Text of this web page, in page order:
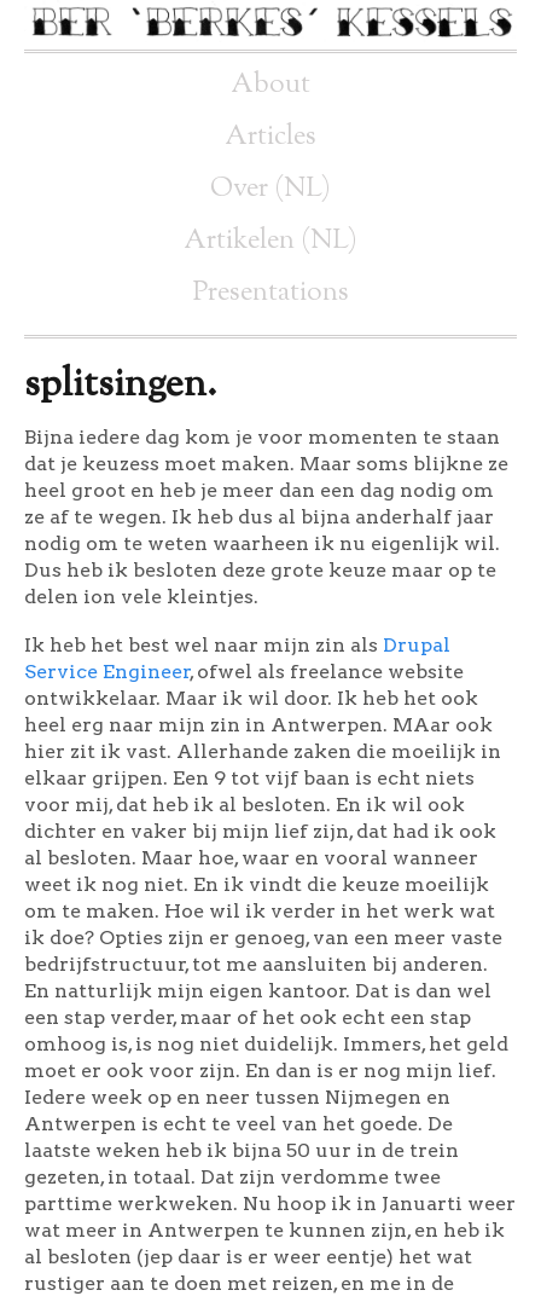
About
Articles
Over (NL)
Artikelen (NL)
Presentations
splitsingen.
Bijna iedere dag kom je voor momenten te staan
dat je keuzess moet maken. Maar soms blijkne ze
heel groot en heb je meer dan een dag nodig om
ze af te wegen. Ik heb dus al bijna anderhalf jaar
nodig om te weten waarheen ik nu eigenlijk wil.
Dus heb ik besloten deze grote keuze maar op te
delen ion vele kleintjes.
Ik heb het best wel naar mijn zin als Drupal
Service Engineer, ofwel als freelance website
ontwikkelaar. Maar ik wil door. Ik heb het ook
heel erg naar mijn zin in Antwerpen. MAar ook
hier zit ik vast. Allerhande zaken die moeilijk in
elkaar grijpen. Een 9 tot vijf baan is echt niets
voor mij, dat heb ik al besloten. En ik wil ook
dichter en vaker bij mijn lief zijn, dat had ik ook
al besloten. Maar hoe, waar en vooral wanneer
weet ik nog niet. En ik vindt die keuze moeilijk
om te maken. Hoe wil ik verder in het werk wat
ik doe? Opties zijn er genoeg, van een meer vaste
bedrijfstructuur, tot me aansluiten bij anderen.
En natturlijk mijn eigen kantoor. Dat is dan wel
een stap verder, maar of het ook echt een stap
omhoog is, is nog niet duidelijk. Immers, het geld
moet er ook voor zijn. En dan is er nog mijn lief.
Iedere week op en neer tussen Nijmegen en
Antwerpen is echt te veel van het goede. De
laatste weken heb ik bijna 50 uur in de trein
gezeten, in totaal. Dat zijn verdomme twee
parttime werkweken. Nu hoop ik in Januarti weer
wat meer in Antwerpen te kunnen zijn, en heb ik
al besloten (jep daar is er weer eentje) het wat
rustiger aan te doen met reizen, en me in de